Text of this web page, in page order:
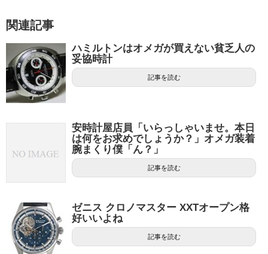
関連記事
ハミルトンはオメガが買えない貧乏人の
妥協時計
記事を読む
安時計屋店員「いらっしゃいませ。本日
は何をお求めでしょうか？」オメガ装着
腕まくり僕「ん？」
記事を読む
ゼニス クロノマスター XXTオープン格
好いいよね
記事を読む